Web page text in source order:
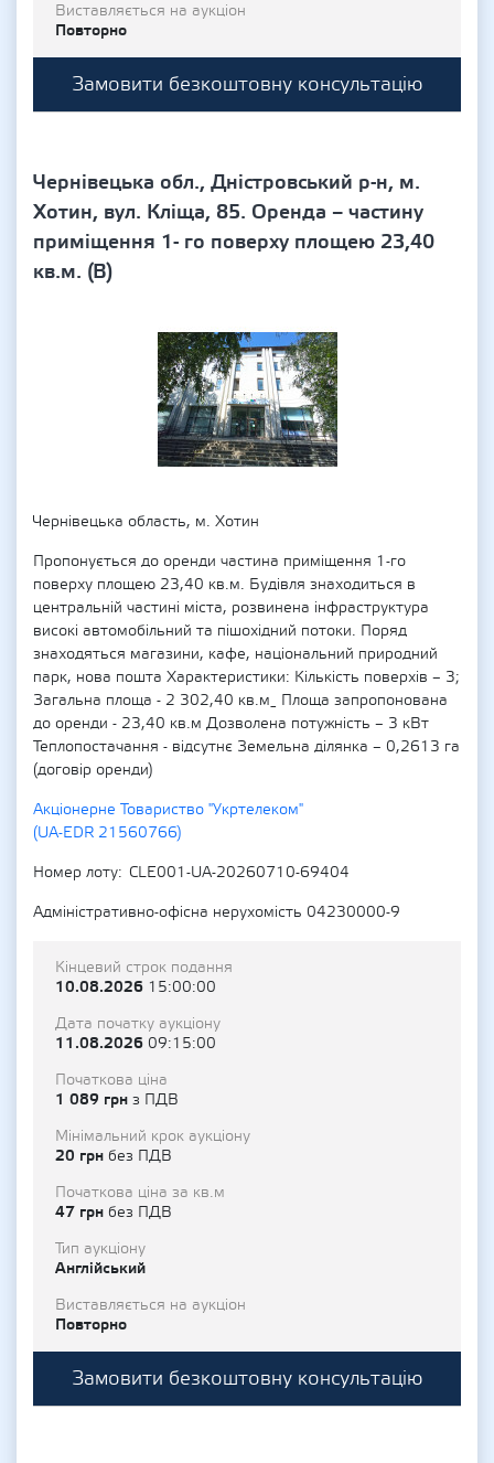
Виставляється на аукціон
Повторно
Замовити безкоштовну консультацію
Чернівецька обл., Дністровський р-н, м.
Хотин, вул. Кліща, 85. Оренда – частину
приміщення 1- го поверху площею 23,40
кв.м. (В)
Чернівецька область, м. Хотин
Пропонується до оренди частина приміщення 1-го
поверху площею 23,40 кв.м. Будівля знаходиться в
центральній частині міста, розвинена інфраструктура
високі автомобільний та пішохідний потоки. Поряд
знаходяться магазини, кафе, національний природний
парк, нова пошта Характеристики: Кількість поверхів – 3;
Загальна площа - 2 302,40 кв.м_ Площа запропонована
до оренди - 23,40 кв.м Дозволена потужність – 3 кВт
Теплопостачання - відсутнє Земельна ділянка – 0,2613 га
(договір оренди)
Акціонерне Товариство "Укртелеком"
(UA-EDR 21560766)
Номер лоту
CLE001-UA-20260710-69404
Адміністративно-офісна нерухомість 04230000-9
Кінцевий строк подання
10.08.2026 15:00:00
Дата початку аукціону
11.08.2026 09:15:00
Початкова ціна
1 089 грн з ПДВ
Мінімальний крок аукціону
20 грн без ПДВ
Початкова ціна за кв.м
47 грн без ПДВ
Тип аукціону
Англійський
Виставляється на аукціон
Повторно
Замовити безкоштовну консультацію